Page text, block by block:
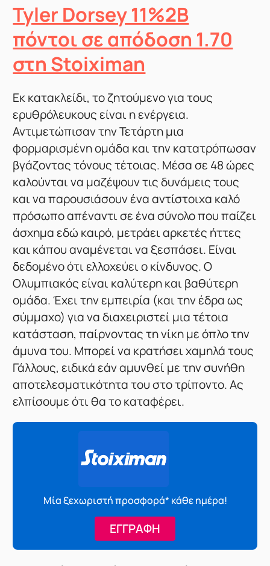
Tyler Dorsey 11%2B
πόντοι σε απόδοση 1.70
στη Stoiximan
Εκ κατακλείδι, το ζητούμενο για τους
ερυθρόλευκους είναι η ενέργεια.
Αντιμετώπισαν την Τετάρτη μια
φορμαρισμένη ομάδα και την κατατρόπωσαν
βγάζοντας τόνους τέτοιας. Μέσα σε 48 ώρες
καλούνται να μαζέψουν τις δυνάμεις τους
και να παρουσιάσουν ένα αντίστοιχα καλό
πρόσωπο απέναντι σε ένα σύνολο που παίζει
άσχημα εδώ καιρό, μετράει αρκετές ήττες
και κάπου αναμένεται να ξεσπάσει. Είναι
δεδομένο ότι ελλοχεύει ο κίνδυνος. Ο
Ολυμπιακός είναι καλύτερη και βαθύτερη
ομάδα. Έχει την εμπειρία (και την έδρα ως
σύμμαχο) για να διαχειριστεί μια τέτοια
κατάσταση, παίρνοντας τη νίκη με όπλο την
άμυνα του. Μπορεί να κρατήσει χαμηλά τους
Γάλλους, ειδικά εάν αμυνθεί με την συνήθη
αποτελεσματικότητα του στο τρίποντο. Ας
ελπίσουμε ότι θα το καταφέρει.
Μία ξεχωριστή προσφορά* κάθε ημέρα!
ΕΓΓΡΑΦΗ